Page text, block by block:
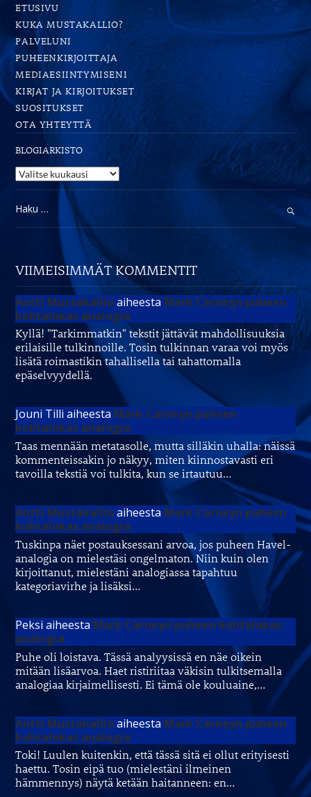
ETUSIVU
KUKA MUSTAKALLIO?
PALVELUNI
PUHEENKIRJOITTAJA
MEDIAESIINTYMISENI
KIRJAT JA KIRJOITUKSET
SUOSITUKSET
OTA YHTEYTTÄ
BLOGIARKISTO
Blogiarkisto
Haku:
VIIMEISIMMÄT KOMMENTIT
Antti Mustakallioaiheesta Mark Carneyn puheen
kohtalokas analogia
Kyllä! "Tarkimmatkin" tekstit jättävät mahdollisuuksia
erilaisille tulkinnoille. Tosin tulkinnan varaa voi myös
lisätä roimastikin tahallisella tai tahattomalla
epäselvyydellä.
Jouni Tilli aiheesta Mark Carneyn puheen
kohtalokas analogia
Taas mennään metatasolle, mutta silläkin uhalla: näissä
kommenteissakin jo näkyy, miten kiinnostavasti eri
tavoilla tekstiä voi tulkita, kun se irtautuu…
Antti Mustakallioaiheesta Mark Carneyn puheen
kohtalokas analogia
Tuskinpa näet postauksessani arvoa, jos puheen Havel-
analogia on mielestäsi ongelmaton. Niin kuin olen
kirjoittanut, mielestäni analogiassa tapahtuu
kategoriavirhe ja lisäksi…
Peksi aiheesta Mark Carneyn puheen kohtalokas
analogia
Puhe oli loistava. Tässä analyysissä en näe oikein
mitään lisäarvoa. Haet ristiriitaa väkisin tulkitsemalla
analogiaa kirjaimellisesti. Ei tämä ole kouluaine,…
Antti Mustakallioaiheesta Mark Carneyn puheen
kohtalokas analogia
Toki! Luulen kuitenkin, että tässä sitä ei ollut erityisesti
haettu. Tosin eipä tuo (mielestäni ilmeinen
hämmennys) näytä ketään haitanneen: en…